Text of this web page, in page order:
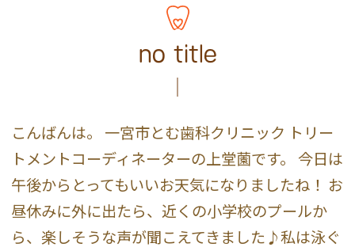
no title
こんばんは。 一宮市とむ歯科クリニック トリー
トメントコーディネーターの上堂薗です。 今日は
午後からとってもいいお天気になりましたね！ お
昼休みに外に出たら、近くの小学校のプールか
ら、楽しそうな声が聞こえてきました♪私は泳ぐ